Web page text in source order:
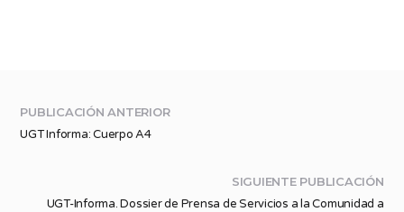
PUBLICACIÓN ANTERIOR
UGT Informa: Cuerpo A4
SIGUIENTE PUBLICACIÓN
UGT-Informa. Dossier de Prensa de Servicios a la Comunidad a